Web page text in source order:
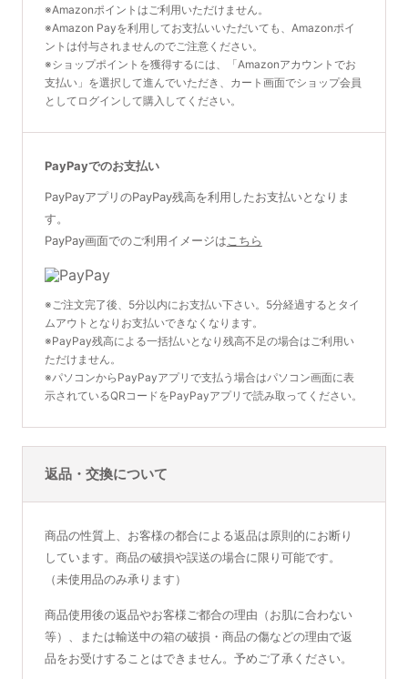
※Amazonポイントはご利用いただけません。
※Amazon Payを利用してお支払いいただいても、Amazonポイ
ントは付与されませんのでご注意ください。
※ショップポイントを獲得するには、「Amazonアカウントでお
支払い」を選択して進んでいただき、カート画面でショップ会員
としてログインして購入してください。
PayPayでのお支払い
PayPayアプリのPayPay残高を利用したお支払いとなりま
す。
PayPay画面でのご利用イメージは こちら
※ご注文完了後、5分以内にお支払い下さい。5分経過するとタイ
ムアウトとなりお支払いできなくなります。
※PayPay残高による一括払いとなり残高不足の場合はご利用い
ただけません。
※パソコンからPayPayアプリで支払う場合はパソコン画面に表
示されているQRコードをPayPayアプリで読み取ってください。
返品・交換について
商品の性質上、お客様の都合による返品は原則的にお断り
しています。商品の破損や誤送の場合に限り可能です。
（未使用品のみ承ります）
商品使用後の返品やお客様ご都合の理由（お肌に合わない
等）、または輸送中の箱の破損・商品の傷などの理由で返
品をお受けすることはできません。予めご了承ください。